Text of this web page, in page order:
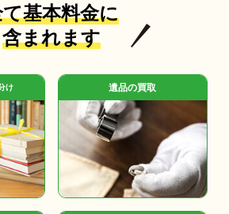
基本料金に
含まれます
け 遺品の買取